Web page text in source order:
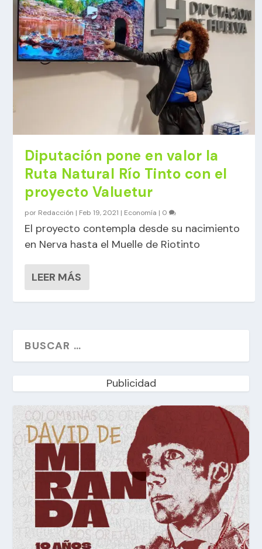
Diputación pone en valor la
Ruta Natural Río Tinto con el
proyecto Valuetur
por Redacción | Feb 19, 2021 | Economía | 0
El proyecto contempla desde su nacimiento
en Nerva hasta el Muelle de Riotinto
LEER MÁS
Publicidad